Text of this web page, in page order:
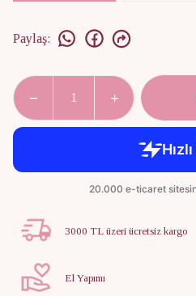
Paylaş:
3000 TL üzeri ücretsiz kargo
El Yapımı